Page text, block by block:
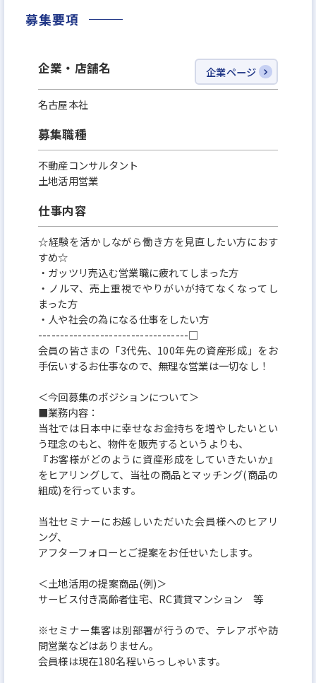
ジ」と共に、スマイシアHDの一員です。
アサヒグローバルホームは三重県ビルダーランキン
力しています。
着実に業績を伸ばしており、現在では愛知県、岐阜県
マイホーム体感型の自社展示場「グローバルタウ
ン」には顧客が安心して打ち合わせできるよう、
子どもも喜ぶフリードリンクバーやエリア最大級の
専任スタッフによる託児サービス、授乳室も設置す
る等、
顧客志向を徹底的に追求した充実した環境を用意し
ています。
募集要項
企業・店舗名 企業ページ
名古屋本社
募集職種
不動産コンサルタント
土地活用営業
仕事内容
☆経験を活かしながら働き方を見直したい方におす
すめ☆
・ガッツリ売込む営業職に疲れてしまった方
・ノルマ、売上重視でやりがいが持てなくなってし
まった方
・人や社会の為になる仕事をしたい方
----------------------------------□
会員の皆さまの「3代先、100年先の資産形成」をお
手伝いするお仕事なので、無理な営業は一切なし！
＜今回募集のポジションについて＞
■業務内容：
当社では日本中に幸せなお金持ちを増やしたいとい
う理念のもと、物件を販売するというよりも、
『お客様がどのように資産形成をしていきたいか』
をヒアリングして、当社の商品とマッチング(商品の
組成)を行っています。
当社セミナーにお越しいただいた会員様へのヒアリ
ング、
アフターフォローとご提案をお任せいたします。
＜土地活用の提案商品(例)＞
サービス付き高齢者住宅、RC賃貸マンション 等
※セミナー集客は別部署が行うので、テレアポや訪
問営業などはありません。
会員様は現在180名程いらっしゃいます。